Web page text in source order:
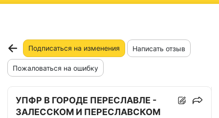
Подписаться на изменения Написать отзыв
Пожаловаться на ошибку
УПФР В ГОРОДЕ ПЕРЕСЛАВЛЕ -
ЗАЛЕССКОМ И ПЕРЕСЛАВСКОМ